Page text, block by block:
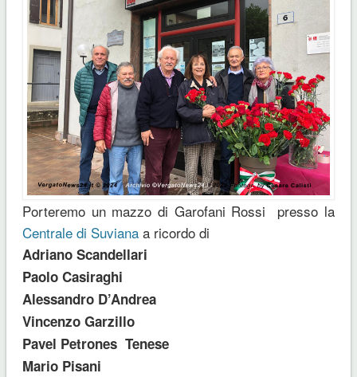
Porteremo un mazzo di Garofani Rossi presso la
Centrale di Suvianaa ricordo di
Adriano Scandellari
Paolo Casiraghi
Alessandro D’Andrea
Vincenzo Garzillo
Pavel Petrones Tenese
Mario Pisani